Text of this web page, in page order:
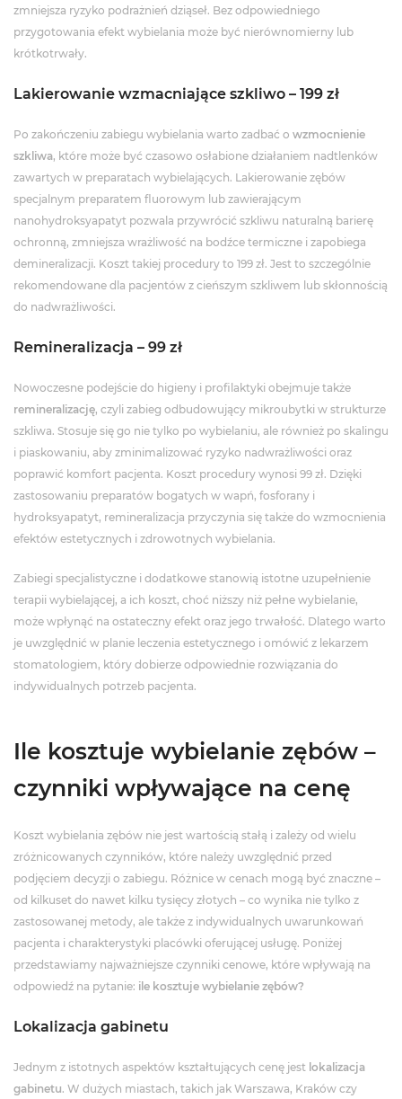
zmniejsza ryzyko podrażnień dziąseł. Bez odpowiedniego
przygotowania efekt wybielania może być nierównomierny lub
krótkotrwały.
Lakierowanie wzmacniające szkliwo – 199 zł
Po zakończeniu zabiegu wybielania warto zadbać o wzmocnienie
szkliwa, które może być czasowo osłabione działaniem nadtlenków
zawartych w preparatach wybielających. Lakierowanie zębów
specjalnym preparatem fluorowym lub zawierającym
nanohydroksyapatyt pozwala przywrócić szkliwu naturalną barierę
ochronną, zmniejsza wrażliwość na bodźce termiczne i zapobiega
demineralizacji. Koszt takiej procedury to 199 zł. Jest to szczególnie
rekomendowane dla pacjentów z cieńszym szkliwem lub skłonnością
do nadwrażliwości.
Remineralizacja – 99 zł
Nowoczesne podejście do higieny i profilaktyki obejmuje także
remineralizację, czyli zabieg odbudowujący mikroubytki w strukturze
szkliwa. Stosuje się go nie tylko po wybielaniu, ale również po skalingu
i piaskowaniu, aby zminimalizować ryzyko nadwrażliwości oraz
poprawić komfort pacjenta. Koszt procedury wynosi 99 zł. Dzięki
zastosowaniu preparatów bogatych w wapń, fosforany i
hydroksyapatyt, remineralizacja przyczynia się także do wzmocnienia
efektów estetycznych i zdrowotnych wybielania.
Zabiegi specjalistyczne i dodatkowe stanowią istotne uzupełnienie
terapii wybielającej, a ich koszt, choć niższy niż pełne wybielanie,
może wpłynąć na ostateczny efekt oraz jego trwałość. Dlatego warto
je uwzględnić w planie leczenia estetycznego i omówić z lekarzem
stomatologiem, który dobierze odpowiednie rozwiązania do
indywidualnych potrzeb pacjenta.
Ile kosztuje wybielanie zębów –
czynniki wpływające na cenę
Koszt wybielania zębów nie jest wartością stałą i zależy od wielu
zróżnicowanych czynników, które należy uwzględnić przed
podjęciem decyzji o zabiegu. Różnice w cenach mogą być znaczne –
od kilkuset do nawet kilku tysięcy złotych – co wynika nie tylko z
zastosowanej metody, ale także z indywidualnych uwarunkowań
pacjenta i charakterystyki placówki oferującej usługę. Poniżej
przedstawiamy najważniejsze czynniki cenowe, które wpływają na
odpowiedź na pytanie: ile kosztuje wybielanie zębów?
Lokalizacja gabinetu
Jednym z istotnych aspektów kształtujących cenę jest lokalizacja
gabinetu. W dużych miastach, takich jak Warszawa, Kraków czy